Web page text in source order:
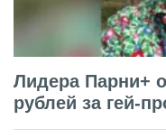
Лидера Парни+
рублей за гей-